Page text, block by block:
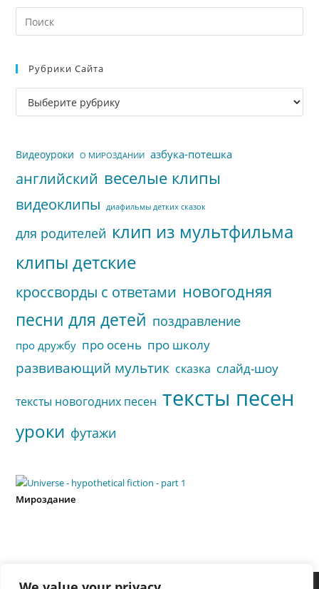
Рубрики Сайта
Рубрики
сайта
Видеоуроки О МИРОЗДАНИИ азбука-потешка
английский веселые клипы
видеоклипы диафильмы детких сказок
для родителей клип из мультфильма
клипы детские
кроссворды с ответами новогодняя
песни для детей поздравление
про дружбу про осень про школу
развивающий мультик сказка слайд-шоу
тексты новогодних песен тексты песен
уроки футажи
Мироздание